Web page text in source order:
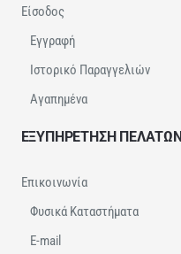
Είσοδος
Εγγραφή
Ιστορικό Παραγγελιών
Αγαπημένα
ΕΞΥΠΗΡΕΤΗΣΗ ΠΕΛΑΤΩΝ
Επικοινωνία
Φυσικά Καταστήματα
E-mail